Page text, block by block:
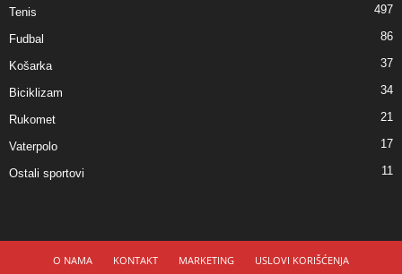
Tenis 497
Fudbal 86
Košarka 37
Biciklizam 34
Rukomet 21
Vaterpolo 17
Ostali sportovi 11
O NAMA KONTAKT MARKETING USLOVI KORIŠĆENJA